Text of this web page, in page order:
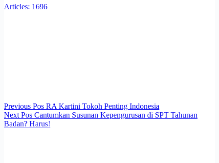
Articles: 1696
Previous Pos RA Kartini Tokoh Penting Indonesia
Next Pos Cantumkan Susunan Kepengurusan di SPT Tahunan
Badan? Harus!